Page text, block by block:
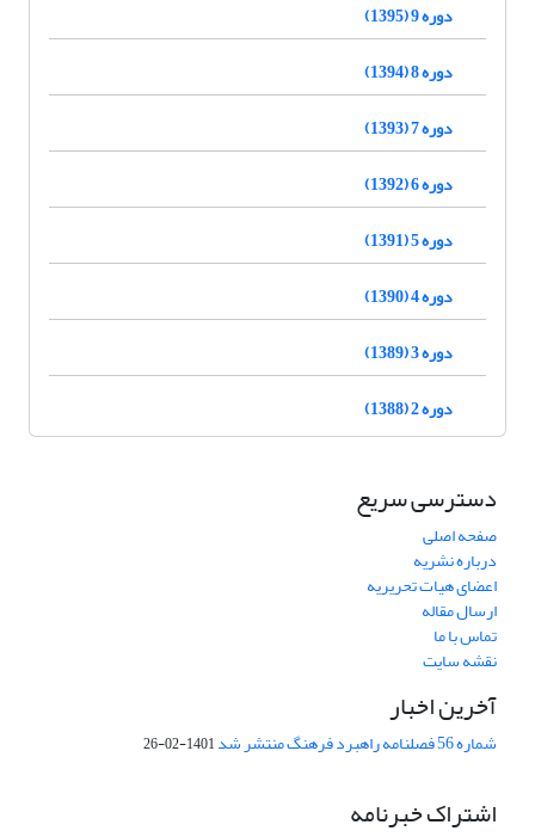
دوره 9 (1395)
دوره 8 (1394)
دوره 7 (1393)
دوره 6 (1392)
دوره 5 (1391)
دوره 4 (1390)
دوره 3 (1389)
دوره 2 (1388)
دسترسی سریع
صفحه اصلی
درباره نشریه
اعضای هیات تحریریه
ارسال مقاله
تماس با ما
نقشه سایت
آخرین اخبار
شماره 56 فصلنامه راهبرد فرهنگ منتشر شد 1401-02-26
اشتراک خبرنامه